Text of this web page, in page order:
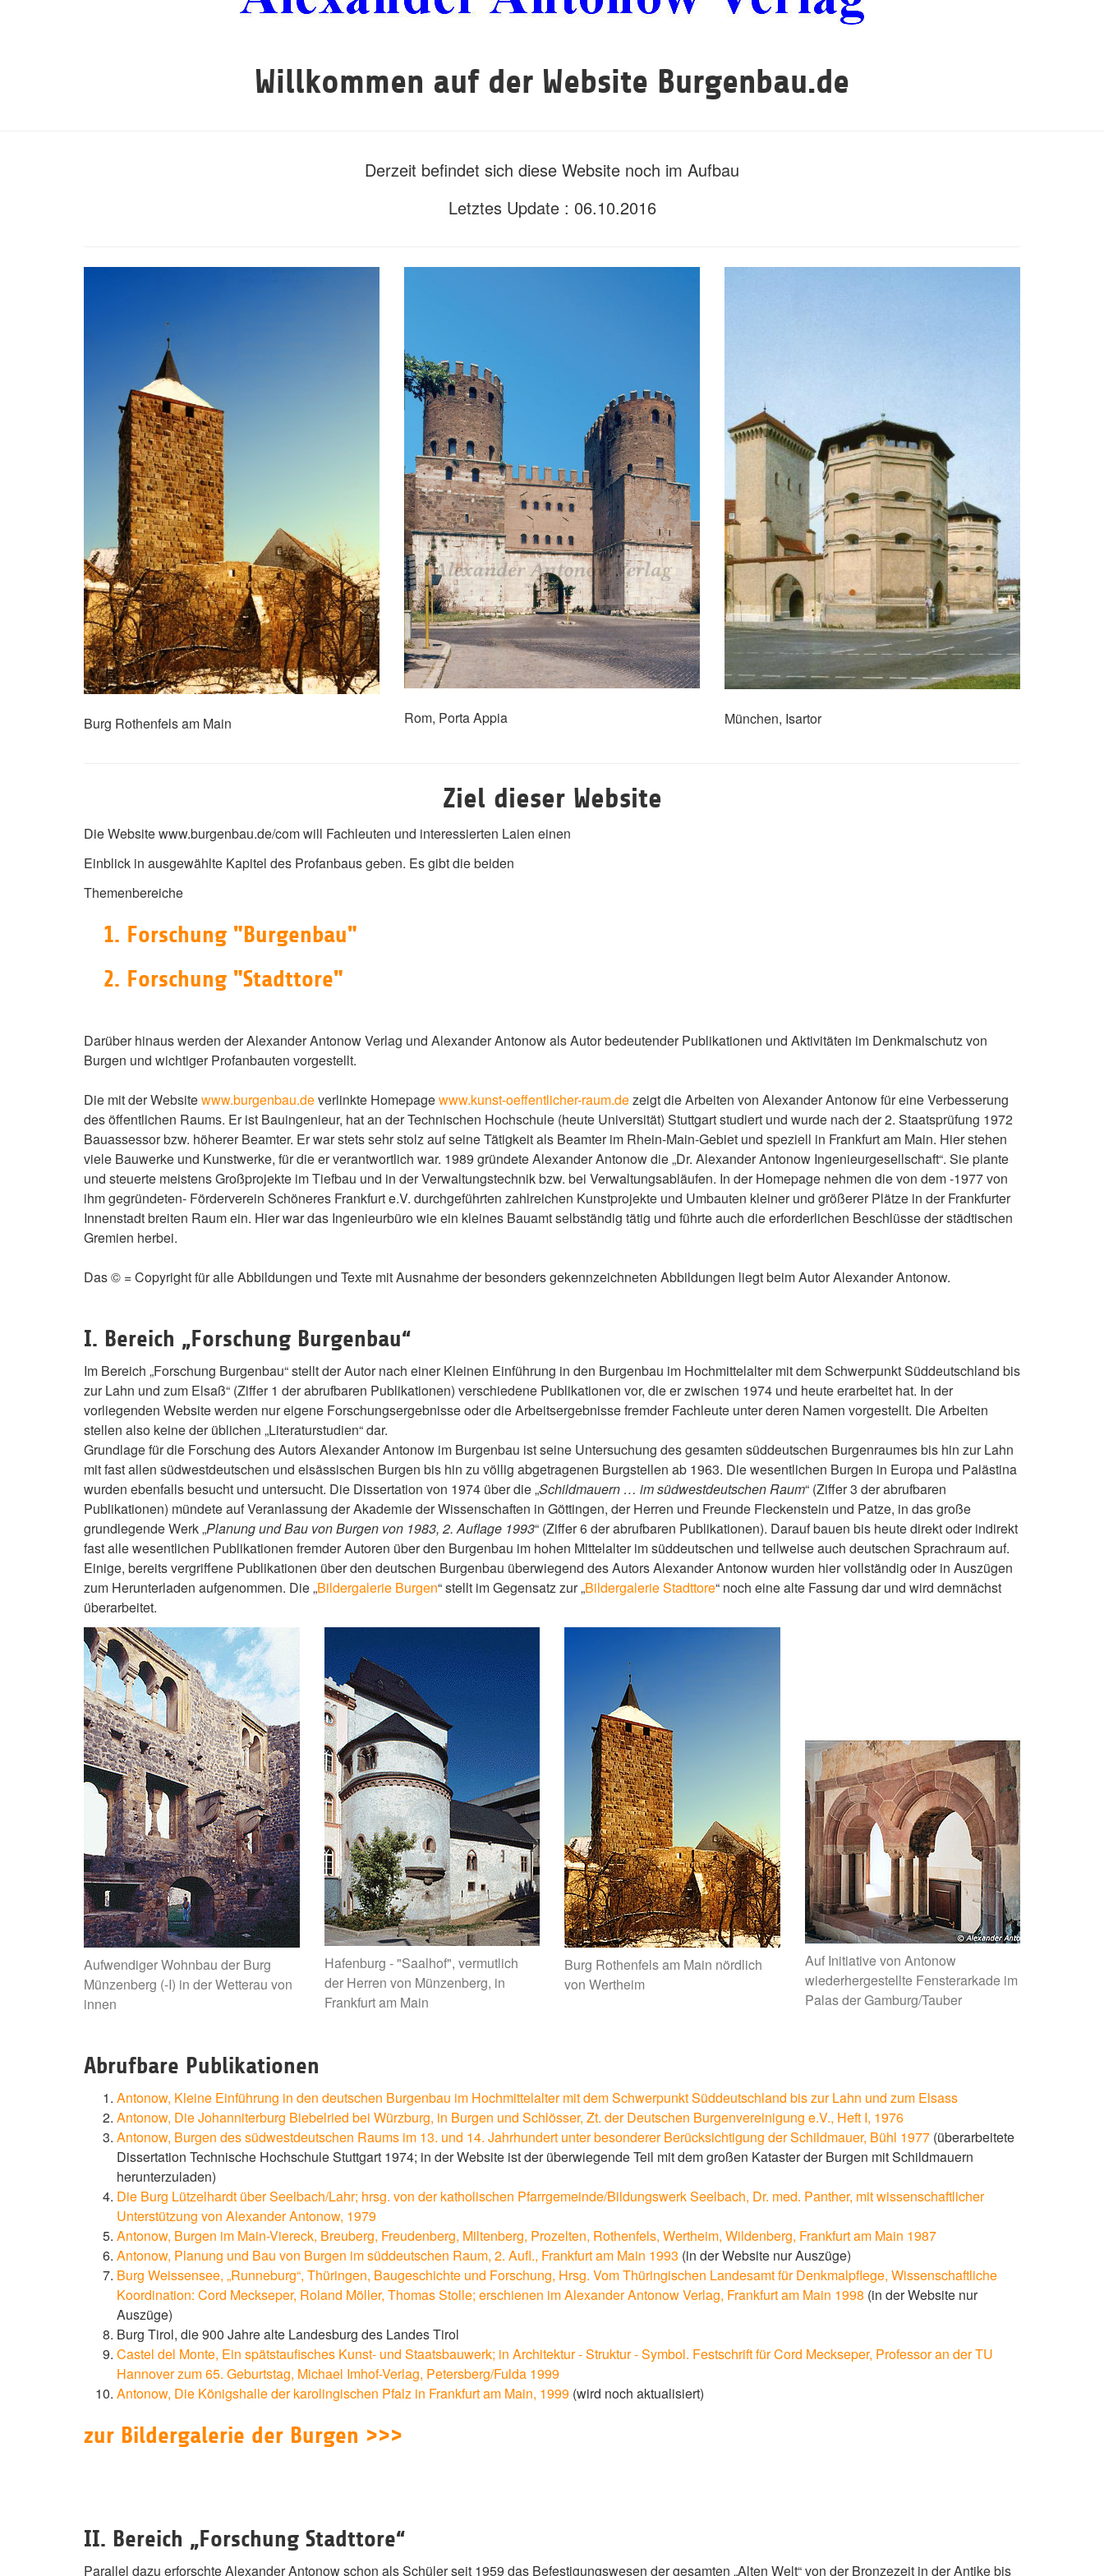
Willkommen auf der Website Burgenbau.de
Derzeit befindet sich diese Website noch im Aufbau
Letztes Update : 06.10.2016
Burg Rothenfels am Main Rom, Porta Appia München, Isartor
Ziel dieser Website
Die Website www.burgenbau.de/com will Fachleuten und interessierten Laien einen
Einblick in ausgewählte Kapitel des Profanbaus geben. Es gibt die beiden
Themenbereiche
1. Forschung "Burgenbau"
2. Forschung "Stadttore"
Darüber hinaus werden der Alexander Antonow Verlag und Alexander Antonow als Autor bedeutender Publikationen und Aktivitäten im Denkmalschutz von
Burgen und wichtiger Profanbauten vorgestellt.
Die mit der Websitewww.burgenbau.deverlinkte Homepagewww.kunst-oeffentlicher-raum.dezeigt die Arbeiten von Alexander Antonow für eine Verbesserung
des öffentlichen Raums. Er ist Bauingenieur, hat an der Technischen Hochschule (heute Universität) Stuttgart studiert und wurde nach der 2. Staatsprüfung 1972
Bauassessor bzw. höherer Beamter. Er war stets sehr stolz auf seine Tätigkeit als Beamter im Rhein-Main-Gebiet und speziell in Frankfurt am Main. Hier stehen
viele Bauwerke und Kunstwerke, für die er verantwortlich war. 1989 gründete Alexander Antonow die „Dr. Alexander Antonow Ingenieurgesellschaft“. Sie plante
und steuerte meistens Großprojekte im Tiefbau und in der Verwaltungstechnik bzw. bei Verwaltungsabläufen. In der Homepage nehmen die von dem -1977 von
ihm gegründeten- Förderverein Schöneres Frankfurt e.V. durchgeführten zahlreichen Kunstprojekte und Umbauten kleiner und größerer Plätze in der Frankfurter
Innenstadt breiten Raum ein. Hier war das Ingenieurbüro wie ein kleines Bauamt selbständig tätig und führte auch die erforderlichen Beschlüsse der städtischen
Gremien herbei.
Das © = Copyright für alle Abbildungen und Texte mit Ausnahme der besonders gekennzeichneten Abbildungen liegt beim Autor Alexander Antonow.
I. Bereich „Forschung Burgenbau“
Im Bereich „Forschung Burgenbau“ stellt der Autor nach einer Kleinen Einführung in den Burgenbau im Hochmittelalter mit dem Schwerpunkt Süddeutschland bis
zur Lahn und zum Elsaß“ (Ziffer 1 der abrufbaren Publikationen) verschiedene Publikationen vor, die er zwischen 1974 und heute erarbeitet hat. In der
vorliegenden Website werden nur eigene Forschungsergebnisse oder die Arbeitsergebnisse fremder Fachleute unter deren Namen vorgestellt. Die Arbeiten
stellen also keine der üblichen „Literaturstudien“ dar.
Grundlage für die Forschung des Autors Alexander Antonow im Burgenbau ist seine Untersuchung des gesamten süddeutschen Burgenraumes bis hin zur Lahn
mit fast allen südwestdeutschen und elsässischen Burgen bis hin zu völlig abgetragenen Burgstellen ab 1963. Die wesentlichen Burgen in Europa und Palästina
wurden ebenfalls besucht und untersucht. Die Dissertation von 1974 über die „Schildmauern … im südwestdeutschen Raum“ (Ziffer 3 der abrufbaren
Publikationen) mündete auf Veranlassung der Akademie der Wissenschaften in Göttingen, der Herren und Freunde Fleckenstein und Patze, in das große
grundlegende Werk „Planung und Bau von Burgen von 1983, 2. Auflage 1993“ (Ziffer 6 der abrufbaren Publikationen). Darauf bauen bis heute direkt oder indirekt
fast alle wesentlichen Publikationen fremder Autoren über den Burgenbau im hohen Mittelalter im süddeutschen und teilweise auch deutschen Sprachraum auf.
Einige, bereits vergriffene Publikationen über den deutschen Burgenbau überwiegend des Autors Alexander Antonow wurden hier vollständig oder in Auszügen
zum Herunterladen aufgenommen. Die „Bildergalerie Burgen“ stellt im Gegensatz zur „Bildergalerie Stadttore“ noch eine alte Fassung dar und wird demnächst
überarbeitet.
Aufwendiger Wohnbau der Burg
Münzenberg (-I) in der Wetterau von
innen
Hafenburg - "Saalhof", vermutlich
der Herren von Münzenberg, in
Frankfurt am Main
Burg Rothenfels am Main nördlich
von Wertheim
Auf Initiative von Antonow
wiederhergestellte Fensterarkade im
Palas der Gamburg/Tauber
Abrufbare Publikationen
Antonow, Kleine Einführung in den deutschen Burgenbau im Hochmittelalter mit dem Schwerpunkt Süddeutschland bis zur Lahn und zum Elsass
Antonow, Die Johanniterburg Biebelried bei Würzburg, in Burgen und Schlösser, Zt. der Deutschen Burgenvereinigung e.V., Heft I, 1976
Antonow, Burgen des südwestdeutschen Raums im 13. und 14. Jahrhundert unter besonderer Berücksichtigung der Schildmauer, Bühl 1977 (überarbeitete
Dissertation Technische Hochschule Stuttgart 1974; in der Website ist der überwiegende Teil mit dem großen Kataster der Burgen mit Schildmauern
herunterzuladen)
Die Burg Lützelhardt über Seelbach/Lahr; hrsg. von der katholischen Pfarrgemeinde/Bildungswerk Seelbach, Dr. med. Panther, mit wissenschaftlicher
Unterstützung von Alexander Antonow, 1979
Antonow, Burgen im Main-Viereck, Breuberg, Freudenberg, Miltenberg, Prozelten, Rothenfels, Wertheim, Wildenberg, Frankfurt am Main 1987
Antonow, Planung und Bau von Burgen im süddeutschen Raum, 2. Aufl., Frankfurt am Main 1993 (in der Website nur Auszüge)
Burg Weissensee, „Runneburg“, Thüringen, Baugeschichte und Forschung, Hrsg. Vom Thüringischen Landesamt für Denkmalpflege, Wissenschaftliche
Koordination: Cord Meckseper, Roland Möller, Thomas Stolle; erschienen im Alexander Antonow Verlag, Frankfurt am Main 1998 (in der Website nur
Auszüge)
Burg Tirol, die 900 Jahre alte Landesburg des Landes Tirol
Castel del Monte, Ein spätstaufisches Kunst- und Staatsbauwerk; in Architektur - Struktur - Symbol. Festschrift für Cord Meckseper, Professor an der TU
Hannover zum 65. Geburtstag, Michael Imhof-Verlag, Petersberg/Fulda 1999
Antonow, Die Königshalle der karolingischen Pfalz in Frankfurt am Main, 1999 (wird noch aktualisiert)
zur Bildergalerie der Burgen >>>
II. Bereich „Forschung Stadttore“
Parallel dazu erforschte Alexander Antonow schon als Schüler seit 1959 das Befestigungswesen der gesamten „Alten Welt“ von der Bronzezeit in der Antike bis